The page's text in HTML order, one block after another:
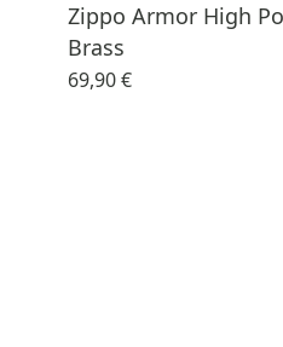
Zippo Armor High
Brass
69,90 €